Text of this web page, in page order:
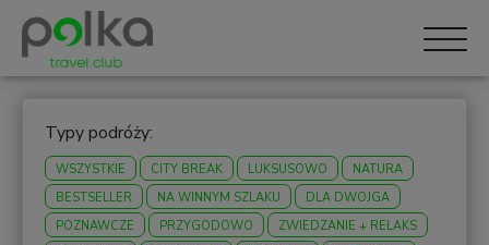
Typy podróży:
WSZYSTKIE CITY BREAK LUKSUSOWO
NATURA
BESTSELLER
NA WINNYM SZLAKU
DLA DWOJGA
POZNAWCZE
PRZYGODOWO
ZWIEDZANIE + RELAKS